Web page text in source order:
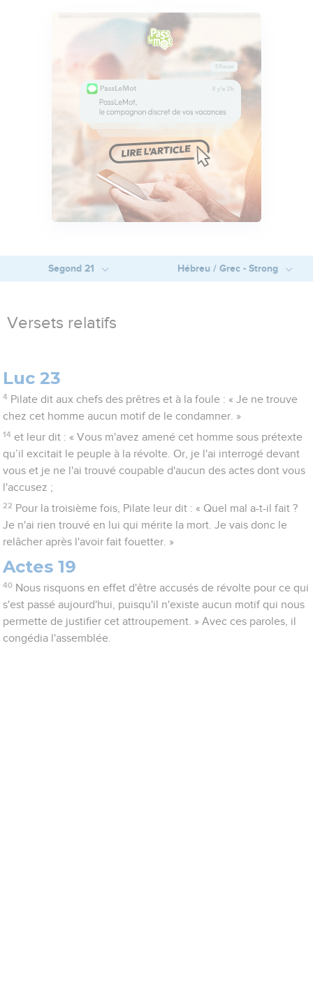
Segond 21 Hébreu / Grec - Strong
Versets relatifs
Luc 23
4 Pilate dit aux chefs des prêtres et à la foule : « Je ne trouve
chez cet homme aucun motif de le condamner. »
14 et leur dit : « Vous m'avez amené cet homme sous prétexte
qu’il excitait le peuple à la révolte. Or, je l'ai interrogé devant
vous et je ne l'ai trouvé coupable d'aucun des actes dont vous
l'accusez ;
22 Pour la troisième fois, Pilate leur dit : « Quel mal a-t-il fait ?
Je n'ai rien trouvé en lui qui mérite la mort. Je vais donc le
relâcher après l'avoir fait fouetter. »
Actes 19
40 Nous risquons en effet d'être accusés de révolte pour ce qui
s'est passé aujourd'hui, puisqu'il n'existe aucun motif qui nous
permette de justifier cet attroupement. » Avec ces paroles, il
congédia l'assemblée.